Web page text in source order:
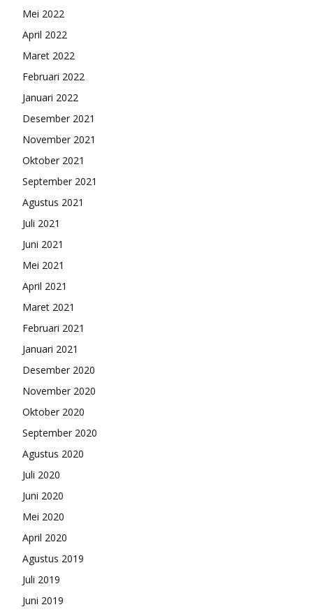
Mei 2022
April 2022
Maret 2022
Februari 2022
Januari 2022
Desember 2021
November 2021
Oktober 2021
September 2021
Agustus 2021
Juli 2021
Juni 2021
Mei 2021
April 2021
Maret 2021
Februari 2021
Januari 2021
Desember 2020
November 2020
Oktober 2020
September 2020
Agustus 2020
Juli 2020
Juni 2020
Mei 2020
April 2020
Agustus 2019
Juli 2019
Juni 2019